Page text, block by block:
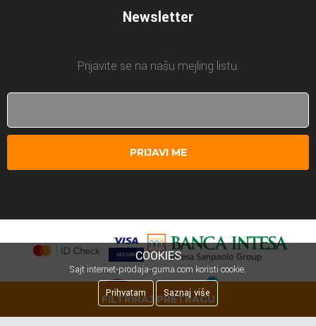
FILTRIRAJ PRETRAGU
Newsletter
Prijavite se na našu mejling listu.
PRIJAVI ME
COOKIES
Sajt internet-prodaja-guma.com koristi cookie.
Prihvatam
Saznaj više